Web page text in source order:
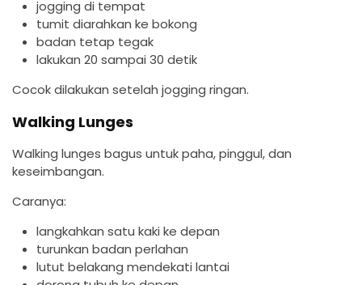
jogging di tempat
tumit diarahkan ke bokong
badan tetap tegak
lakukan 20 sampai 30 detik
Cocok dilakukan setelah jogging ringan.
Walking Lunges
Walking lunges bagus untuk paha, pinggul, dan
keseimbangan.
Caranya:
langkahkan satu kaki ke depan
turunkan badan perlahan
lutut belakang mendekati lantai